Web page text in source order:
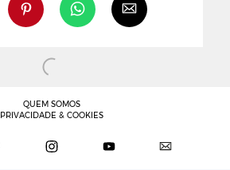
QUEM SOMOS
PRIVACIDADE & COOKIES